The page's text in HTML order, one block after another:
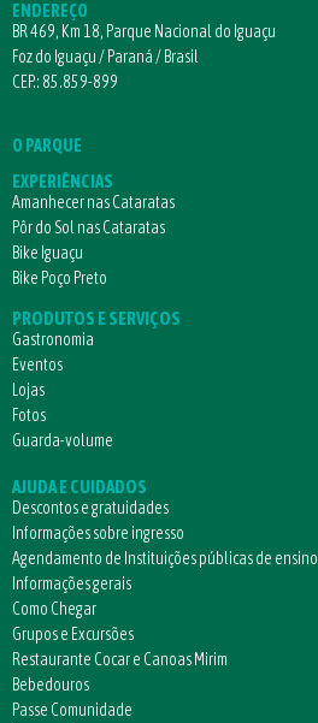
ENDEREÇO
BR 469, Km 18, Parque Nacional do Iguaçu
Foz do Iguaçu / Paraná / Brasil
CEP.: 85.859-899
O PARQUE
EXPERIÊNCIAS
Amanhecer nas Cataratas
Pôr do Sol nas Cataratas
Bike Iguaçu
Bike Poço Preto
PRODUTOS E SERVIÇOS
Gastronomia
Eventos
Lojas
Fotos
Guarda-volume
AJUDA E CUIDADOS
Descontos e gratuidades
Informações sobre ingresso
Agendamento de Instituições públicas de ensino
Informações gerais
Como Chegar
Grupos e Excursões
Restaurante Cocar e Canoas Mirim
Bebedouros
Passe Comunidade